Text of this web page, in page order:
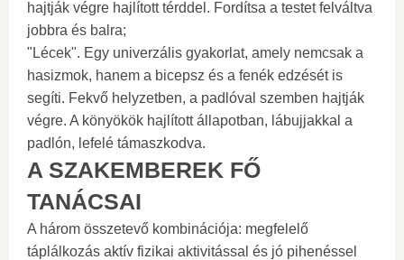
hajtják végre hajlított térddel. Fordítsa a testet felváltva
jobbra és balra;
"Lécek". Egy univerzális gyakorlat, amely nemcsak a
hasizmok, hanem a bicepsz és a fenék edzését is
segíti. Fekvő helyzetben, a padlóval szemben hajtják
végre. A könyökök hajlított állapotban, lábujjakkal a
padlón, lefelé támaszkodva.
A SZAKEMBEREK FŐ
TANÁCSAI
A három összetevő kombinációja: megfelelő
táplálkozás aktív fizikai aktivitással és jó pihenéssel